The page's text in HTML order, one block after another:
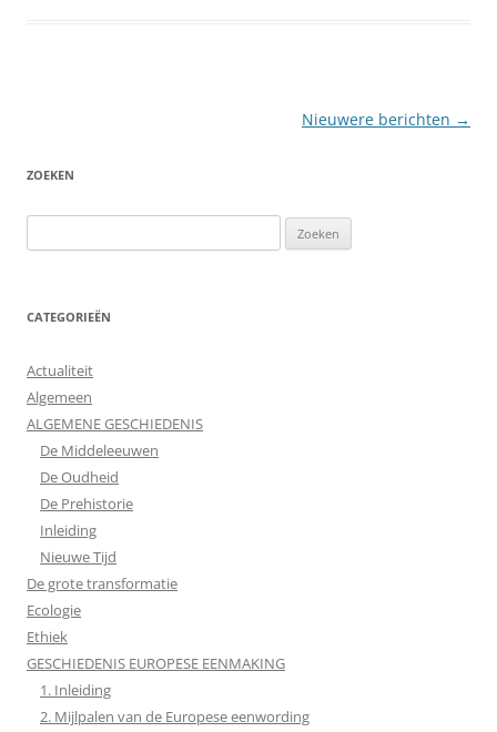
Nieuwere berichten →
ZOEKEN
naar:
CATEGORIEËN
Actualiteit
Algemeen
ALGEMENE GESCHIEDENIS
De Middeleeuwen
De Oudheid
De Prehistorie
Inleiding
Nieuwe Tijd
De grote transformatie
Ecologie
Ethiek
GESCHIEDENIS EUROPESE EENMAKING
1. Inleiding
2. Mijlpalen van de Europese eenwording